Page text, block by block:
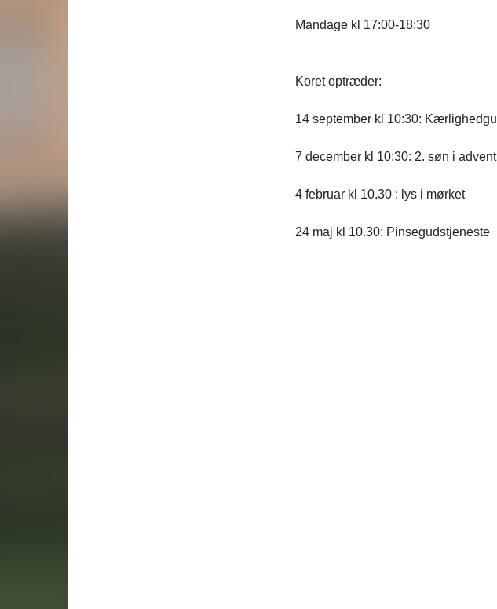
Mandage kl 17:00-18:30
Koret optræder:
14 september kl 10:30:
7 december kl 10:30: 2. søn i advent
4 februar kl 10.30 : lys i mørket
24 maj kl 10.30: Pinsegudstjeneste